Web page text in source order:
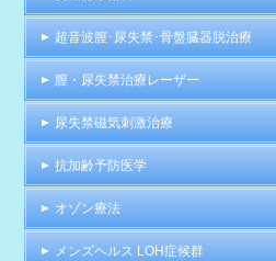
超音波膣･尿失禁･骨盤臓器脱治療
膣・尿失禁治療レーザー
尿失禁磁気刺激治療
抗加齢予防医学
オゾン療法
メンズヘルス LOH症候群